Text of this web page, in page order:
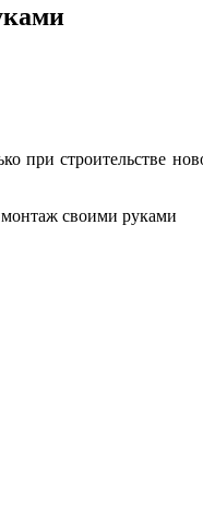
при строительстве